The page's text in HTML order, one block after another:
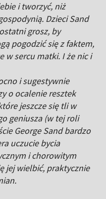
i tworzyć, niż
Dzieci Sand
grosz, by
pogodzić się z faktem,
w sercu matki. I że nic i
i sugestywnie
o ocalenie resztek
jeszcze się tli w
geniusza (w tej roli
George Sand bardzo
uczucie bycia
i chorowitym
jej wielbić, praktycznie